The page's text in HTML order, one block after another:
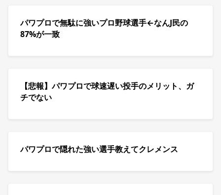
パワプロで無駄に強いプロ野球選手←なんJ民の
87%が一致
【悲報】パワプロで球速遅い投手のメリット、ガ
チでない
パワプロで隠れた強い選手教えてクレメンス